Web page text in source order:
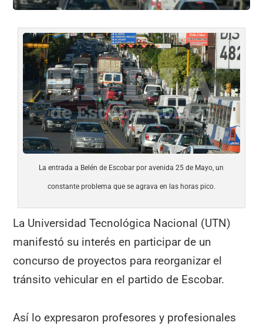
La entrada a Belén de Escobar por avenida 25 de Mayo, un
constante problema que se agrava en las horas pico.
La Universidad Tecnológica Nacional (UTN)
manifestó su interés en participar de un
concurso de proyectos para reorganizar el
tránsito vehicular en el partido de Escobar.
Así lo expresaron profesores y profesionales